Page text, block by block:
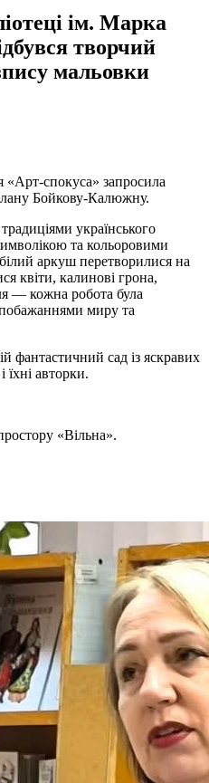
ім. Марка
творчий
мальовки
«Арт-спокуса» запросила
Бойкову-Калюжну.
українського
та кольоровими
аркуш перетворилися на
квіти, калинові грона,
— кожна робота була
миру та
фантастичний сад із яскравих
авторки.
«Вільна».